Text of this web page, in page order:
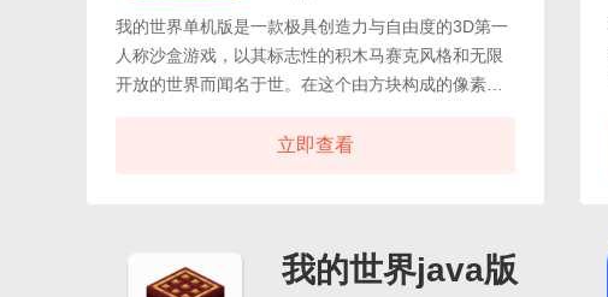
我的世界单机版是一款极具创造力与自由度的3D第一
人称沙盒游戏，以其标志性的积木马赛克风格和无限
开放的世界而闻名于世。在这个由方块构成的像素化
拥有近乎无拘无束的权限，你可以一砖一瓦地建造宏
立即查看
我的世界java版